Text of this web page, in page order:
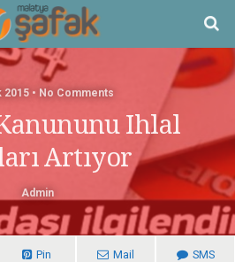
2015 • No Comments
Ihlal
Artıyor
Admin
Pin Mail SMS